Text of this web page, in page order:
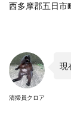
西多摩郡五日市
清掃員クロア
現